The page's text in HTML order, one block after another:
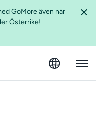
GoMore även när
Österrike!